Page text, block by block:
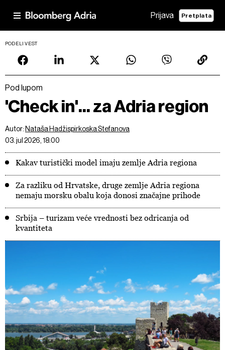
Prijava Pretplata
PODELI VEST
Pod lupom
'Check in'... za Adria region
Autor: Nataša Hadžispirkoska Stefanova
03. jul 2026, 18:00
Kakav turistički model imaju zemlje Adria regiona
Za razliku od Hrvatske, druge zemlje Adria regiona
nemaju morsku obalu koja donosi značajne prihode
Srbija – turizam veće vrednosti bez odricanja od
kvantiteta